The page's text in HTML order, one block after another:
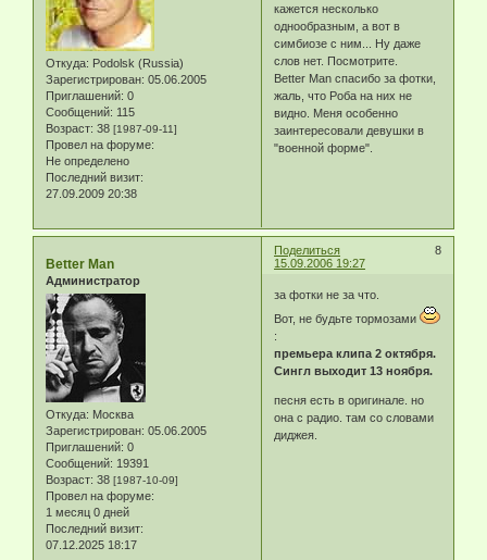
Откуда: Podolsk (Russia)
Зарегистрирован: 05.06.2005
Приглашений: 0
Сообщений: 115
Возраст: 38 [1987-09-11]
Провел на форуме:
Не определено
Последний визит:
27.09.2009 20:38
кажется несколько
однообразным, а вот в
симбиозе с ним... Ну даже
слов нет. Посмотрите.
Better Man спасибо за фотки,
жаль, что Роба на них не
видно. Меня особенно
заинтересовали девушки в
"военной форме".
Поделиться
8
15.09.2006 19:27
Better Man
Администратор
Откуда: Москва
Зарегистрирован: 05.06.2005
Приглашений: 0
Сообщений: 19391
Возраст: 38 [1987-10-09]
Провел на форуме:
1 месяц 0 дней
Последний визит:
07.12.2025 18:17
за фотки не за что.
Вот, не будьте тормозами
:
премьера клипа 2 октября.
Сингл выходит 13 ноября.
песня есть в оригинале. но
она с радио. там со словами
диджея.